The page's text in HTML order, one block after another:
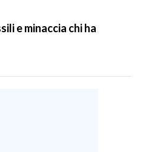
e minaccia chi ha